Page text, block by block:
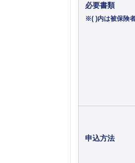
必要書類
※( )内は被保険
申込方法